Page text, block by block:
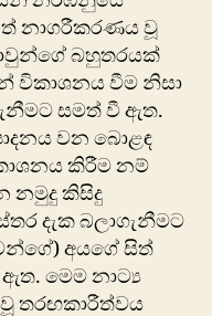
නාගරීකරණය වූ
බහුතරයක්
විකාශනය වීම නිසා
සමත් වී ඇත.
වන බොළඳ
කිරීම නම්
නමුදු කිසිදු
දැක බලාගැනීමට
අයගේ සිත්
මෙම නාට්‍ය
තරඟකාරීත්වය